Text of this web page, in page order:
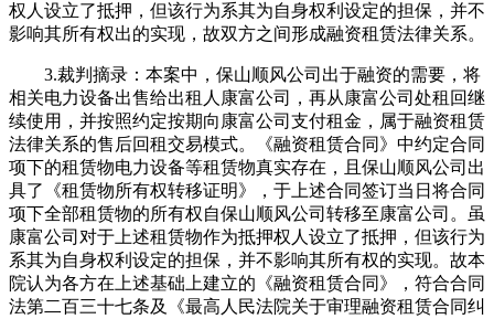
权人设立了抵押，但该行为系其为自身权利设定的担保，并不
影响其所有权出的实现，故双方之间形成融资租赁法律关系。
3.裁判摘录：本案中，保山顺风公司出于融资的需要，将
相关电力设备出售给出租人康富公司，再从康富公司处租回继
续使用，并按照约定按期向康富公司支付租金，属于融资租赁
法律关系的售后回租交易模式。《融资租赁合同》中约定合同
项下的租赁物电力设备等租赁物真实存在，且保山顺风公司出
具了《租赁物所有权转移证明》，于上述合同签订当日将合同
项下全部租赁物的所有权自保山顺风公司转移至康富公司。虽
康富公司对于上述租赁物作为抵押权人设立了抵押，但该行为
系其为自身权利设定的担保，并不影响其所有权的实现。故本
院认为各方在上述基础上建立的《融资租赁合同》，符合合同
法第二百三十七条及《最高人民法院关于审理融资租赁合同纠